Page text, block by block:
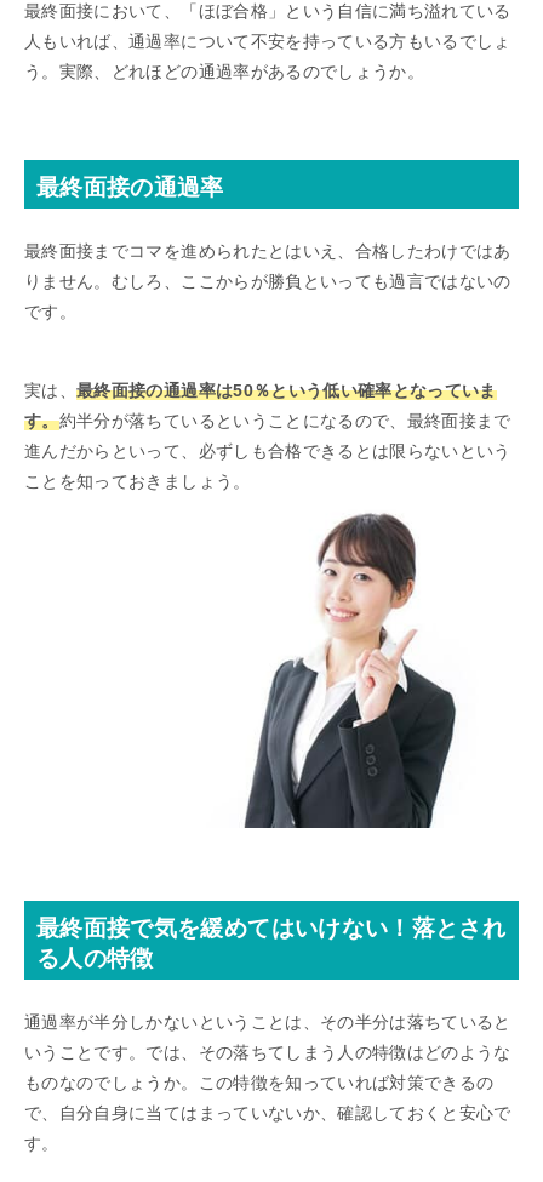
最終面接において、「ほぼ合格」という自信に満ち溢れている
人もいれば、通過率について不安を持っている方もいるでしょ
う。実際、どれほどの通過率があるのでしょうか。
最終面接の通過率
最終面接までコマを進められたとはいえ、合格したわけではあ
りません。むしろ、ここからが勝負といっても過言ではないの
です。
実は、最終面接の通過率は50％という低い確率となっていま
す。約半分が落ちているということになるので、最終面接まで
進んだからといって、必ずしも合格できるとは限らないという
ことを知っておきましょう。
最終面接で気を緩めてはいけない！落とされ
る人の特徴
通過率が半分しかないということは、その半分は落ちていると
いうことです。では、その落ちてしまう人の特徴はどのような
ものなのでしょうか。この特徴を知っていれば対策できるの
で、自分自身に当てはまっていないか、確認しておくと安心で
す。